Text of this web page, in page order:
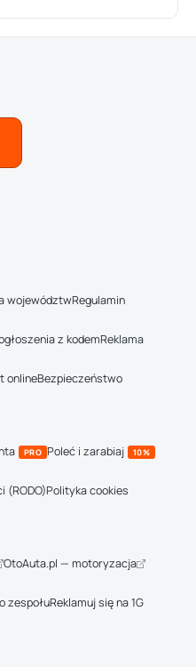
województwRegulamin
z kodemReklama
onlineBezpieczeństwo
PRO Poleć i zarabiaj 10%
(RODO)Polityka cookies
OtoAuta.pl — motoryzacja
zespołuReklamuj się na 1G